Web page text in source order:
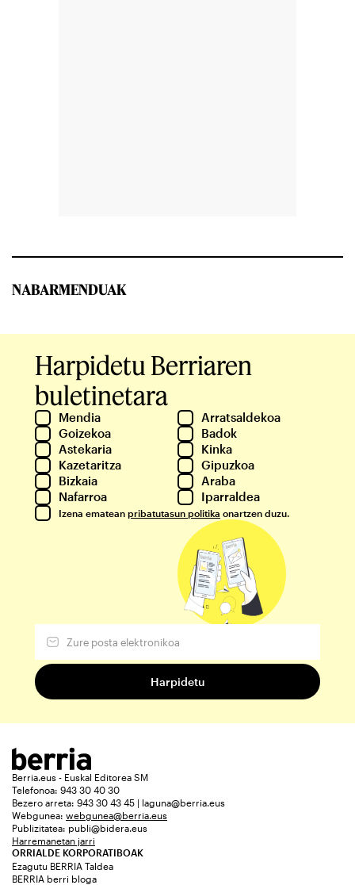
NABARMENDUAK
Harpidetu Berriaren
buletinetara
Mendia
Arratsaldekoa
Goizekoa
Badok
Astekaria
Kinka
Kazetaritza
Gipuzkoa
Bizkaia
Araba
Nafarroa
Iparraldea
Izena ematean pribatutasun politika onartzen duzu.
Berria.eus - Euskal Editorea SM
Telefonoa: 943 30 40 30
Bezero arreta: 943 30 43 45 | laguna@berria.eus
Webgunea: webgunea@berria.eus
Publizitatea: publi@bidera.eus
Harremanetan jarri
ORRIALDE KORPORATIBOAK
Ezagutu BERRIA Taldea
BERRIA berri bloga